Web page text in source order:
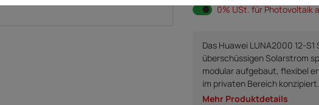
0% USt. für Betreiber der
0% USt. für Photovoltaik
Das Huawei LUNA2000 12-
überschüssigen Solarstrom
modular aufgebaut, flexibel
im privaten Bereich konzipiert.
Mehr Produktdetails